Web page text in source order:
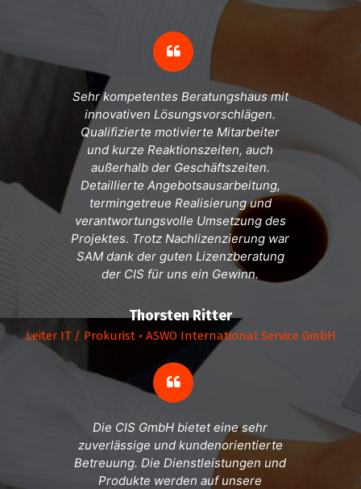
Sehr kompetentes Beratungshaus mit
innovativen Lösungsvorschlägen.
Qualifizierte motivierte Mitarbeiter
und kurze Reaktionszeiten, auch
außerhalb der Geschäftszeiten.
Detaillierte Angebotsausarbeitung,
termingetreue Realisierung und
verantwortungsvolle Umsetzung des
Projektes. Trotz Nachlizenzierung war
SAM dank der guten Lizenzberatung
der CIS für uns ein Gewinn.
Thorsten Ritter
Leiter IT / Prokurist • ASWO International Service GmbH
Die CIS GmbH bietet eine sehr
zuverlässige und kundenorientierte
Betreuung. Die Dienstleistungen und
Produkte werden auf unsere